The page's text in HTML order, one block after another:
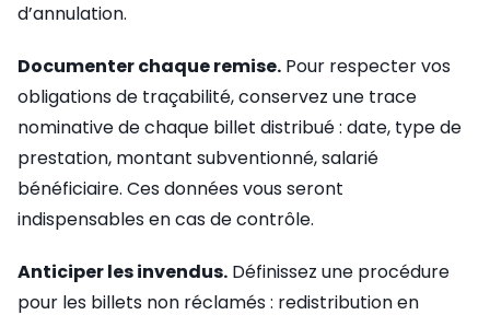
d’annulation.
Documenter chaque remise. Pour respecter vos
obligations de traçabilité, conservez une trace
nominative de chaque billet distribué : date, type de
prestation, montant subventionné, salarié
bénéficiaire. Ces données vous seront
indispensables en cas de contrôle.
Anticiper les invendus. Définissez une procédure
pour les billets non réclamés : redistribution en